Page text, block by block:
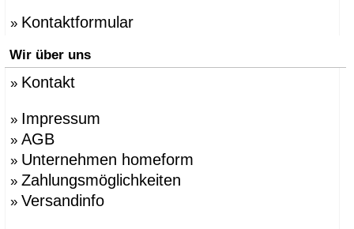
» Kontaktformular
Wir über uns
» Kontakt
» Impressum
» AGB
» Unternehmen homeform
» Zahlungsmöglichkeiten
» Versandinfo